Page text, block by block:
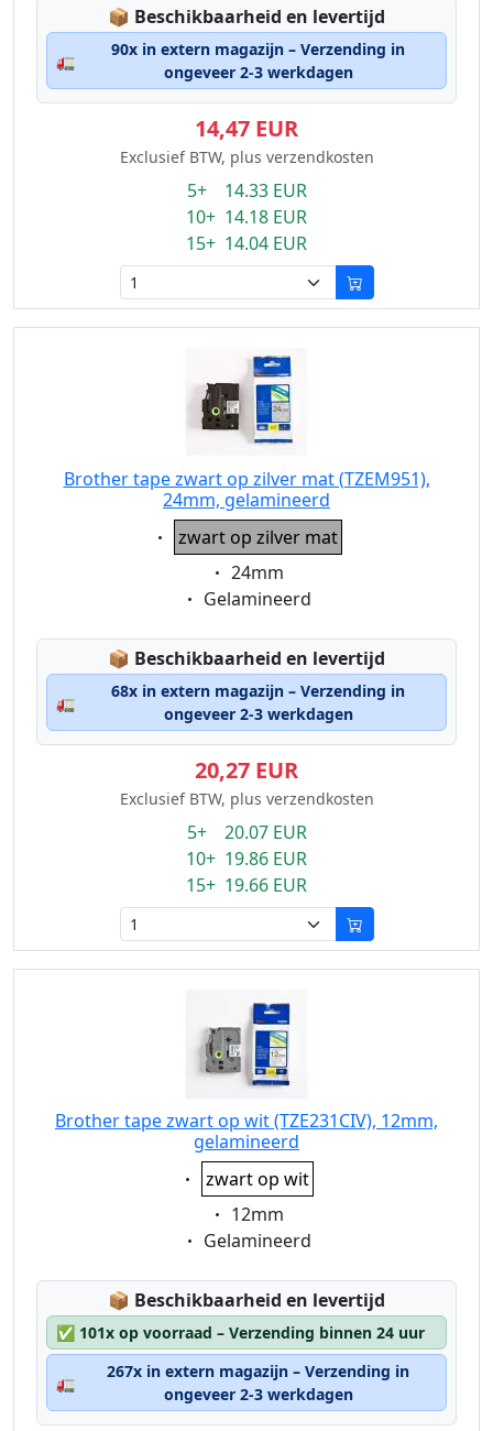
📦 Lagerstatus:
Beschikbaarheid en levertijd
🚛
90x in extern magazijn – Verzending in
ongeveer 2-3 werkdagen
14,47 EUR
Exclusief BTW, plus verzendkosten
5+ 14.33 EUR
10+ 14.18 EUR
15+ 14.04 EUR
Brother tape zwart op zilver mat (TZEM951),
24mm, gelamineerd
Eigenschaft:
zwart op zilver mat
Eigenschaft:
24mm
Eigenschaft:
Gelamineerd
📦 Lagerstatus:
Beschikbaarheid en levertijd
🚛
68x in extern magazijn – Verzending in
ongeveer 2-3 werkdagen
20,27 EUR
Exclusief BTW, plus verzendkosten
5+ 20.07 EUR
10+ 19.86 EUR
15+ 19.66 EUR
Brother tape zwart op wit (TZE231CIV), 12mm,
gelamineerd
Eigenschaft:
zwart op wit
Eigenschaft:
12mm
Eigenschaft:
Gelamineerd
📦 Lagerstatus:
Beschikbaarheid en levertijd
✅ 101x op voorraad – Verzending binnen 24 uur
🚛
267x in extern magazijn – Verzending in
ongeveer 2-3 werkdagen